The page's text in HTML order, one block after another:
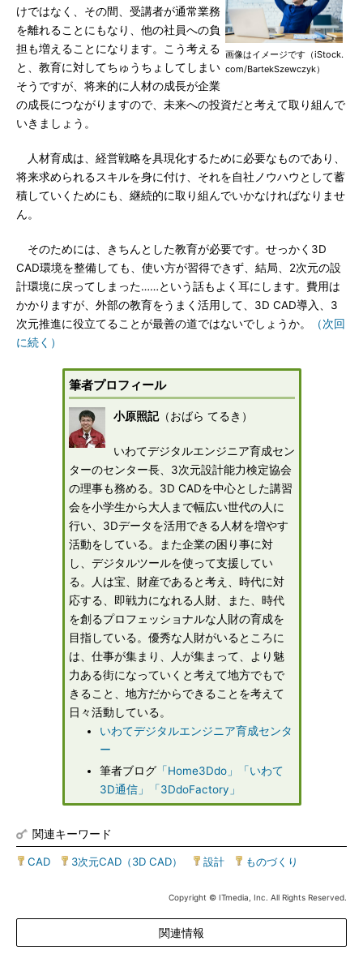
画像はイメージです（iStock.
com/BartekSzewczyk）
けではなく、その間、受講者が通常業務
を離れることにもなり、他の社員への負
担も増えることになります。こう考える
と、教育に対してちゅうちょしてしまい
そうですが、将来的に人材の成長が企業
の成長につながりますので、未来への投資だと考えて取り組んで
いきましょう。
人材育成は、経営戦略を具現化するために必要なものであり、
将来求められるスキルを身に付け、それを自社ノウハウとして蓄
積していくためにも、継続的に取り組んでいかなければなりませ
ん。
そのためには、きちんとした教育が必要です。せっかく3D
CAD環境を整備しても、使い方が習得できず、結局、2次元の設
計環境に戻ってしまった……という話もよく耳にします。費用は
かかりますが、外部の教育をうまく活用して、3D CAD導入、3
次元推進に役立てることが最善の道ではないでしょうか。
（次回
に続く）
筆者プロフィール
小原照記（おばら てるき）
いわてデジタルエンジニア育成セン
ターのセンター長、3次元設計能力検定協会
の理事も務める。3D CADを中心とした講習
会を小学生から大人まで幅広い世代の人に
行い、3Dデータを活用できる人材を増やす
活動をしている。また企業の困り事に対
し、デジタルツールを使って支援してい
る。人は宝、財産であると考え、時代に対
応する、即戦力になれる人財、また、時代
を創るプロフェッショナルな人財の育成を
目指している。優秀な人財がいるところに
は、仕事が集まり、人が集まって、より魅
力ある街になっていくと考えて地方でもで
きること、地方だからできることを考えて
日々活動している。
いわてデジタルエンジニア育成センタ
ー
筆者ブログ「Home3Ddo」
「いわて
3D通信」
「3DdoFactory」
関連キーワード
CAD 3次元CAD（3D CAD） 設計 ものづくり
Copyright © ITmedia, Inc. All Rights Reserved.
関連情報